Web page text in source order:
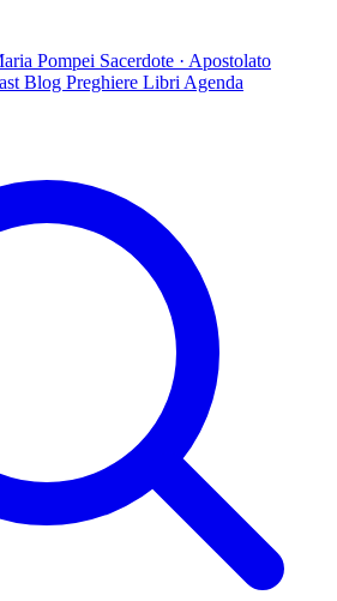
Pompei Sacerdote · Apostolato
Blog Preghiere Libri Agenda